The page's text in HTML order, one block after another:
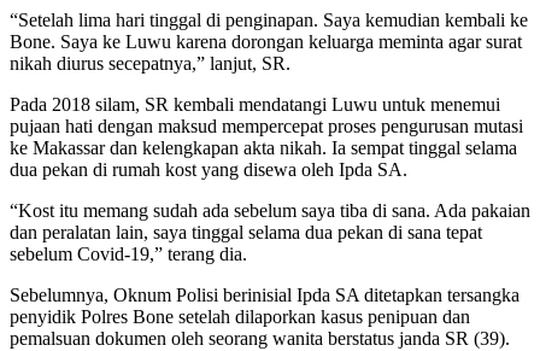
“Setelah lima hari tinggal di penginapan. Saya kemudian kembali ke
Bone. Saya ke Luwu karena dorongan keluarga meminta agar surat
nikah diurus secepatnya,” lanjut, SR.
Pada 2018 silam, SR kembali mendatangi Luwu untuk menemui
pujaan hati dengan maksud mempercepat proses pengurusan mutasi
ke Makassar dan kelengkapan akta nikah. Ia sempat tinggal selama
dua pekan di rumah kost yang disewa oleh Ipda SA.
“Kost itu memang sudah ada sebelum saya tiba di sana. Ada pakaian
dan peralatan lain, saya tinggal selama dua pekan di sana tepat
sebelum Covid-19,” terang dia.
Sebelumnya, Oknum Polisi berinisial Ipda SA ditetapkan tersangka
penyidik Polres Bone setelah dilaporkan kasus penipuan dan
pemalsuan dokumen oleh seorang wanita berstatus janda SR (39).